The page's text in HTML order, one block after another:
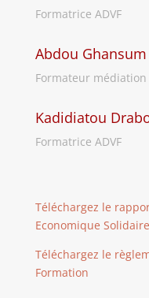
Formatrice ADVF
Abdou Ghansum
Formateur
Kadidiatou
Formatrice ADVF
Téléchargez le
Economique
Téléchargez le
Formation